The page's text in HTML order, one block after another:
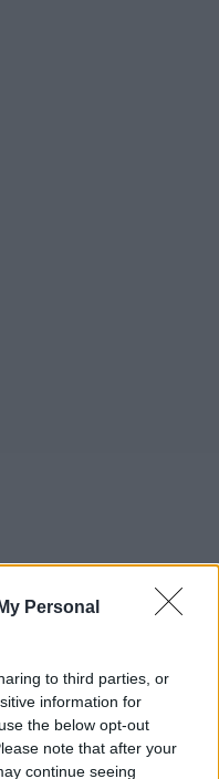
Personal
to third parties, or
information for
the below opt-out
note that after your
continue seeing